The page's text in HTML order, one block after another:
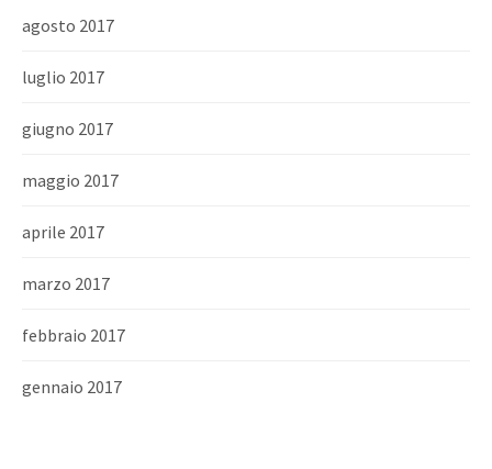
agosto 2017
luglio 2017
giugno 2017
maggio 2017
aprile 2017
marzo 2017
febbraio 2017
gennaio 2017